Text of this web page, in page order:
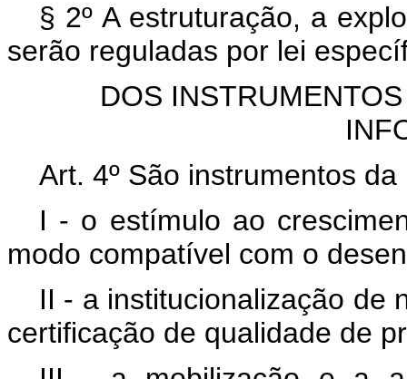
§ 2º A estruturação, a
serão reguladas por lei
DOS
Art. 4º São instrumentos
I - o estímulo ao
modo compatível com o
II - a institucionalização de
certificação de qualidade de